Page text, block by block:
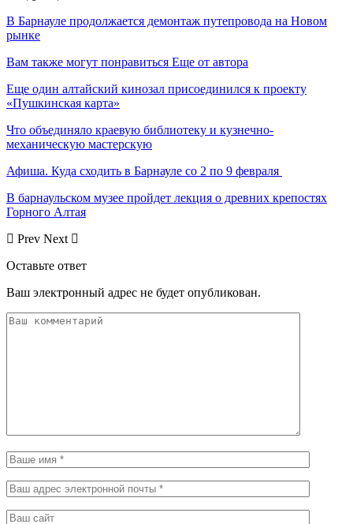
В Барнауле продолжается демонтаж путепровода на Новом
рынке
Вам также могут понравиться Еще от автора
Еще один алтайский кинозал присоединился к проекту
«Пушкинская карта»
Что объединяло краевую библиотеку и кузнечно-
механическую мастерскую
Афиша. Куда сходить в Барнауле со 2 по 9 февраля
В барнаульском музее пройдет лекция о древних крепостях
Горного Алтая
Prev Next
Оставьте ответ
Ваш электронный адрес не будет опубликован.